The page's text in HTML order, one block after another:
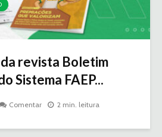
revista Boletim
Sistema FAEP...
Comentar 2 min. leitura